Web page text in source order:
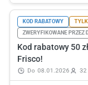
KOD RABATOWY
ZWERYFIKOWANE PRZEZ
Kod rabatowy 50
Frisco!
do 08.01.2026 32